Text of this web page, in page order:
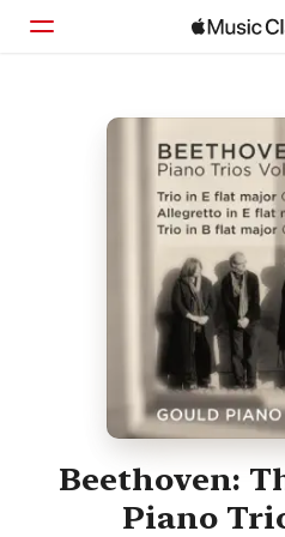
Startseite
Entdecken
Beethoven:
Piano